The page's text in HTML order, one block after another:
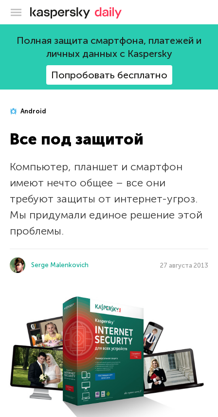
Блог Касперского
Полная защита смартфона, платежей и
личных данных с Kaspersky
Попробовать бесплатно
Android
Все под защитой
Компьютер, планшет и смартфон
имеют нечто общее – все они
требуют защиты от интернет-угроз.
Мы придумали единое решение этой
проблемы.
Serge Malenkovich 27 августа 2013